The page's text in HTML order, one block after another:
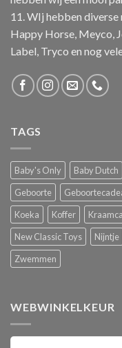
11. WIj hebben
Happy Horse, Meyco,
Label, Tryco en nog
TAGS
Baby's Only Baby Dutch
Geboorte
Koeka
Koffer
New Classic Toys
Nijntje
Zwemmen
WEBWINKELKEUR